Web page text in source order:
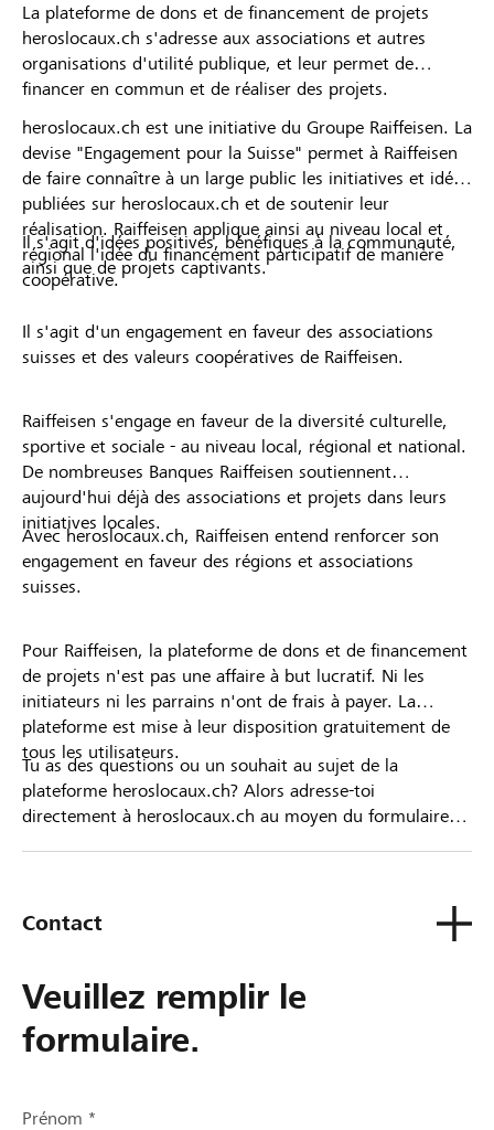
La plateforme de dons et de financement de projets
heroslocaux.ch s'adresse aux associations et autres
organisations d'utilité publique, et leur permet de
financer en commun et de réaliser des projets.
heroslocaux.ch est une initiative du Groupe Raiffeisen. La
devise "Engagement pour la Suisse" permet à Raiffeisen
de faire connaître à un large public les initiatives et idées
publiées sur heroslocaux.ch et de soutenir leur
réalisation. Raiffeisen applique ainsi au niveau local et
régional l'idée du financement participatif de manière
coopérative.
Il s'agit d'idées positives, bénéfiques à la communauté,
ainsi que de projets captivants.
Il s'agit d'un engagement en faveur des associations
suisses et des valeurs coopératives de Raiffeisen.
Raiffeisen s'engage en faveur de la diversité culturelle,
sportive et sociale - au niveau local, régional et national.
De nombreuses Banques Raiffeisen soutiennent
aujourd'hui déjà des associations et projets dans leurs
initiatives locales.
Avec heroslocaux.ch, Raiffeisen entend renforcer son
engagement en faveur des régions et associations
suisses.
Pour Raiffeisen, la plateforme de dons et de financement
de projets n'est pas une affaire à but lucratif. Ni les
initiateurs ni les parrains n'ont de frais à payer. La
plateforme est mise à leur disposition gratuitement de
tous les utilisateurs.
Tu as des questions ou un souhait au sujet de la
plateforme heroslocaux.ch? Alors adresse-toi
directement à heroslocaux.ch au moyen du formulaire
Contact
Veuillez remplir le
formulaire.
Prénom *